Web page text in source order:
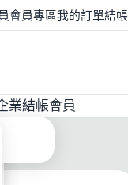
會員專區我的訂單結帳
業結帳會員